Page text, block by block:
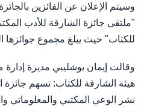
وسيتم الإعلان عن الفائزين
"ملتقى جائزة الشارقة للأدب
للكتاب" حيث يبلغ مجموع جوائزها النقدية 85
وقالت إيمان بوشليبي مديرة
هيئة الشارقة للكتاب: تسهم جائزة
نشر الوعي المكتبي